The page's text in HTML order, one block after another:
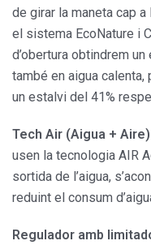
de girar la maneta cap a
el sistema EcoNature i
d’obertura obtindrem
també en aigua calenta,
un estalvi del 41%
Tech Air (Aigua +
usen la tecnologia AIR
sortida de l’aigua,
reduint el consum
Regulador amb